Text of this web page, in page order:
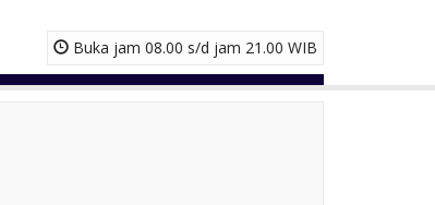
Buka jam 08.00 s/d jam 21.00 WIB